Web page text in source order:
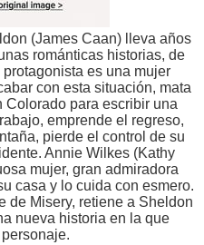
(James Caan) lleva años
románticas historias, de
es una mujer
con esta situación, mata
Colorado para escribir una
emprende el regreso,
pierde el control de su
Annie Wilkes (Kathy
mujer, gran admiradora
casa y lo cuida con esmero.
de Misery, retiene a Sheldon
nueva historia en la que